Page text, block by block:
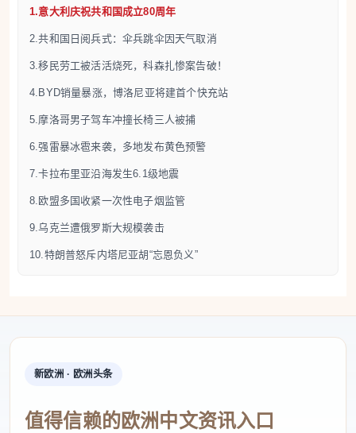
6月2日Tgcom24消息，坎波巴索省Civita
Campomarano市一名60岁摩洛哥籍男子因涉嫌谋杀
未遂及袭击罪被捕，警方已经排除恐怖袭击动机。据
指控，5月19日，该男子在Civita Campomarano市驾
车故意冲向坐于公园长椅上的三名人员。受害者反应
迅速，仅受轻伤，包括下肢挤压伤与瘀伤。调查已排
除恐怖主义动机，目前推测案件可能与个人动机及当
事人之间长期存在的矛盾有关。嫌疑人尚未提供证
词，案件仍在进一步调查中。这一事件令这座仅有
200余居民的小镇感到震惊。
6月2日Rainews消息，意大利遭遇新一轮冷空气影
朱利亚、威尼托、伦巴第、皮埃蒙特、艾米利亚-罗马
预警，提醒民众防范强降雨、雷暴、大风和冰雹等恶
1.意大利庆祝共和国成立80周年
2.共和国日阅兵式：伞兵跳伞因天气取消
3.移民劳工被活活烧死，科森扎惨案告破！
4.BYD销量暴涨，博洛尼亚将建首个快充站
5.摩洛哥男子驾车冲撞长椅三人被捕
6.强雷暴冰雹来袭，多地发布黄色预警
7.卡拉布里亚沿海发生6.1级地震
8.欧盟多国收紧一次性电子烟监管
9.乌克兰遭俄罗斯大规模袭击
10.特朗普怒斥内塔尼亚胡“忘恩负义”
新欧洲 · 欧洲头条
值得信赖的欧洲中文资讯入口